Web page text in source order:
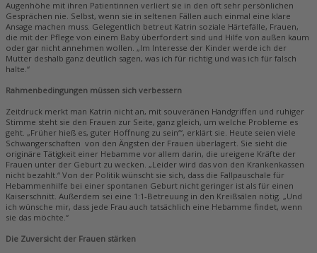
Augenhöhe mit ihren Patientinnen verliert sie in den oft sehr persönlichen
Gesprächen nie. Selbst, wenn sie in seltenen Fällen auch einmal eine klare
Ansage machen muss. Gelegentlich betreut Katrin soziale Härtefälle, Frauen,
die mit der Pflege von einem Baby überfordert sind und Hilfe von außen kaum
oder gar nicht annehmen wollen. „Im Interesse der Kinder werde ich der
Mutter deshalb ganz deutlich sagen, was ich für richtig und was ich für falsch
halte.“
Rahmenbedingungen müssen sich verbessern
Zeitdruck merkt man Katrin nicht an, mit souveränen Handgriffen und ruhiger
Stimme steht sie den Frauen zur Seite, ganz gleich, um welche Probleme es
geht. „Früher hieß es‚ guter Hoffnung zu sein‘“, erklärt sie. Heute seien viele
Schwangerschaften von den Ängsten der Frauen überlagert. Sie sieht die
originäre Tätigkeit einer Hebamme vor allem darin, die ureigene Kräfte der
Frauen unter der Geburt zu wecken. „Leider wird das von den Krankenkassen
nicht bezahlt.“ Von der Politik wünscht sie sich, dass die Fallpauschale für
Hebammenhilfe bei einer spontanen Geburt nicht geringer ist als für einen
Kaiserschnitt. Außerdem sei eine 1:1-Betreuung in den Kreißsälen nötig. „Und
ich wünsche mir, dass jede Frau auch tatsächlich eine Hebamme findet, wenn
sie das möchte.“
Die Zuversicht der Frauen stärken